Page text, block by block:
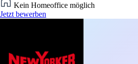
Kein Homeoffice möglich
Jetzt bewerben